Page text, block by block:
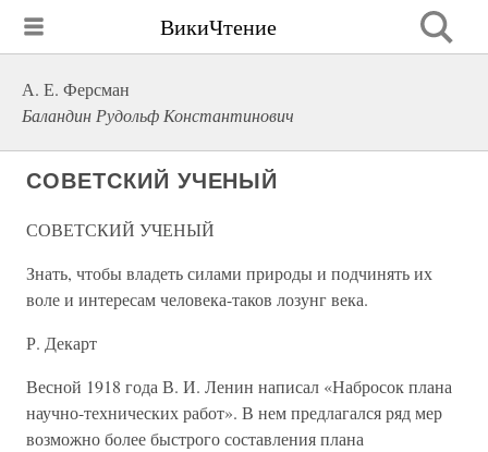
ВикиЧтение
А. Е. Ферсман
Баландин Рудольф Константинович
СОВЕТСКИЙ УЧЕНЫЙ
СОВЕТСКИЙ УЧЕНЫЙ
Знать, чтобы владеть силами природы и подчинять их
воле и интересам человека-таков лозунг века.
Р. Декарт
Весной 1918 года В. И. Ленин написал «Набросок плана
научно-технических работ». В нем предлагался ряд мер
возможно более быстрого составления плана